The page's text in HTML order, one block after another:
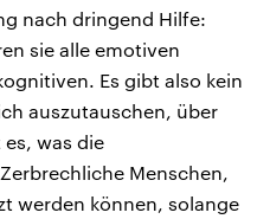
nach dringend Hilfe:
sie alle emotiven
Es gibt also kein
auszutauschen, über
was die
Menschen,
werden können, solange